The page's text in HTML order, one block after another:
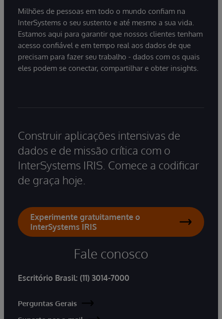
Milhões de pessoas em todo o mundo confiam na
InterSystems o seu sustento e até mesmo a sua vida.
Estamos aqui para garantir que nossos clientes tenham
acesso confiável e em tempo real aos dados de que
precisam para fazer seu trabalho - dados com os quais
eles podem se conectar, compartilhar e obter insights.
Construir aplicações intensivas de
dados e de missão crítica com o
InterSystems IRIS. Comece a codificar
de graça hoje.
Experimente gratuitamente o
InterSystems IRIS
Fale conosco
Escritório Brasil: (11) 3014-7000
Perguntas Gerais